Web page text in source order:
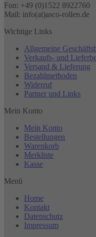
Fon: +49 (0)1522 8922760
Mail: info(at)asco-rollen.de
Wichtige Links
Allgemeine
Verkaufs- und
Versand & Lieferung
Bezahlmethoden
Widerruf
Partner und Links
Mein Konto
Mein Konto
Bestellungen
Warenkorb
Merkliste
Kasse
Menü
Home
Kontakt
Datenschutz
Impressum